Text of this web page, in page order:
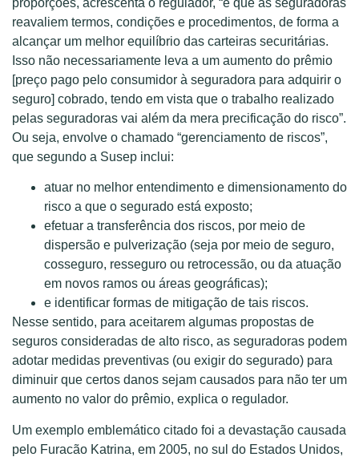
proporções, acrescenta o regulador, “é que as seguradoras
reavaliem termos, condições e procedimentos, de forma a
alcançar um melhor equilíbrio das carteiras securitárias.
Isso não necessariamente leva a um aumento do prêmio
[preço pago pelo consumidor à seguradora para adquirir o
seguro] cobrado, tendo em vista que o trabalho realizado
pelas seguradoras vai além da mera precificação do risco”.
Ou seja, envolve o chamado “gerenciamento de riscos”,
que segundo a Susep inclui:
atuar no melhor entendimento e dimensionamento do
risco a que o segurado está exposto;
efetuar a transferência dos riscos, por meio de
dispersão e pulverização (seja por meio de seguro,
cosseguro, resseguro ou retrocessão, ou da atuação
em novos ramos ou áreas geográficas);
e identificar formas de mitigação de tais riscos.
Nesse sentido, para aceitarem algumas propostas de
seguros consideradas de alto risco, as seguradoras podem
adotar medidas preventivas (ou exigir do segurado) para
diminuir que certos danos sejam causados para não ter um
aumento no valor do prêmio, explica o regulador.
Um exemplo emblemático citado foi a devastação causada
pelo Furacão Katrina, em 2005, no sul do Estados Unidos,